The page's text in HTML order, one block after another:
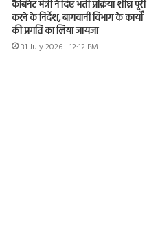
कैबिनेट मंत्री ने दिए भर्ती प्रक्रिया शीघ्र पूरी
करने के निर्देश, बागवानी विभाग के कार्यों
की प्रगति का लिया जायजा
31 July 2026 - 12:12 PM